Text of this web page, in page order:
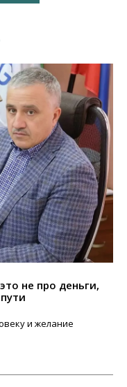
не про деньги,
и желание